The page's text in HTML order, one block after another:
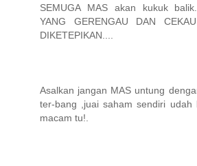
SEMUGA MAS akan kukuk
YANG GERENGAU DAN
DIKETEPIKAN....
Asalkan jangan MAS untung
ter-bang ,juai saham sendiri udah
macam tu!.